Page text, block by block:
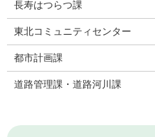
長寿はつらつ課
東北コミュニティセンター
都市計画課
道路管理課・道路河川課